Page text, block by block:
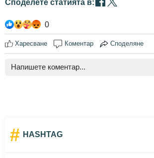
Споделете статията в:
0
Харесване Коментар Споделяне
# HASHTAG